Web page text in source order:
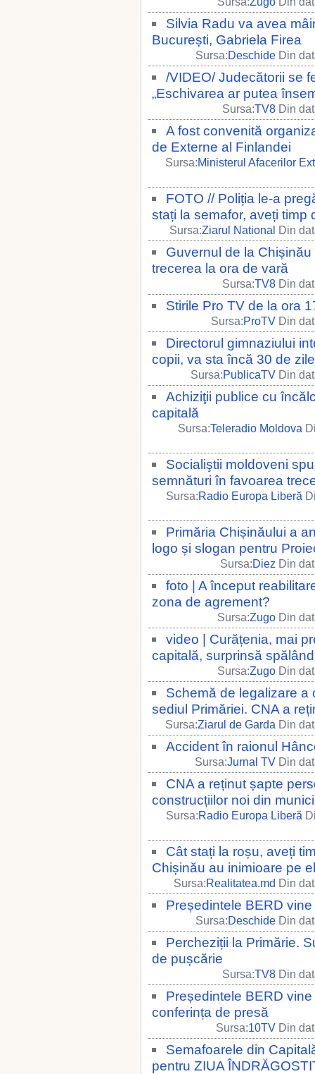
Silvia Radu va avea
București, Gabriela Firea
Sursa:Deschide Din
/VIDEO/ Judecătorii se
„Eschivarea ar putea
Sursa:TV8 Din
A fost convenită
de Externe al Finlandei
Sursa:Ministerul Afacerilor
FOTO // Poliția le-a
stați la semafor, aveți timp
Sursa:Ziarul National Din
Guvernul de la
trecerea la ora de vară
Sursa:TV8 Din
Stirile Pro TV de la ora
Sursa:ProTV Din
Directorul gimnaziului
copii, va sta încă 30 de
Sursa:PublicaTV Din
Achiziţii publice cu
capitală
Sursa:Teleradio Moldova
Socialiştii moldoveni
semnături în favoarea
Sursa:Radio Europa Liberă
Primăria Chișinăului a
logo și slogan pentru
Sursa:Diez Din
foto | A început
zona de agrement?
Sursa:Zugo Din
video | Curățenia, mai
capitală, surprinsă
Sursa:Zugo Din
Schemă de legalizare a
sediul Primăriei. CNA a
Sursa:Ziarul de Garda Din
Accident în raionul
Sursa:Jurnal TV Din
CNA a reținut șapte
construcțiilor noi din
Sursa:Radio Europa Liberă
Cât stați la roșu, aveți
Chișinău au inimioare pe
Sursa:Realitatea.md Din
Președintele BERD
Sursa:Deschide Din
Percheziții la Primărie.
de pușcărie
Sursa:TV8 Din
Președintele BERD
conferința de presă
Sursa:10TV Din
Semafoarele din
pentru ZIUA